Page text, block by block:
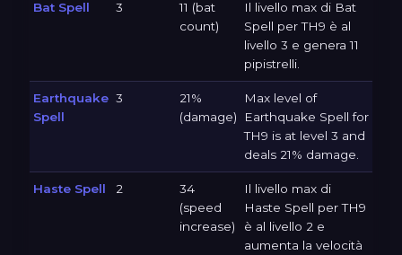
Bat Spell 3
11 (bat
count)
Il livello max di Bat
Spell per TH9 è al
livello 3 e genera 11
pipistrelli.
Earthquake
Spell
3
21%
(damage)
Max level of
Earthquake Spell for
TH9 is at level 3 and
deals 21% damage.
Haste Spell 2
34
(speed
increase)
Il livello max di
Haste Spell per TH9
è al livello 2 e
aumenta la velocità